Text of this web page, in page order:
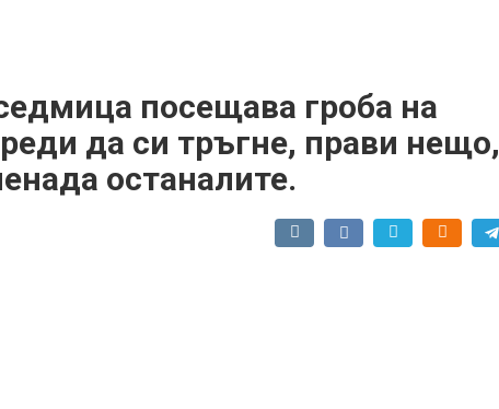
посещава гроба на
да си тръгне, прави нещо,
останалите.